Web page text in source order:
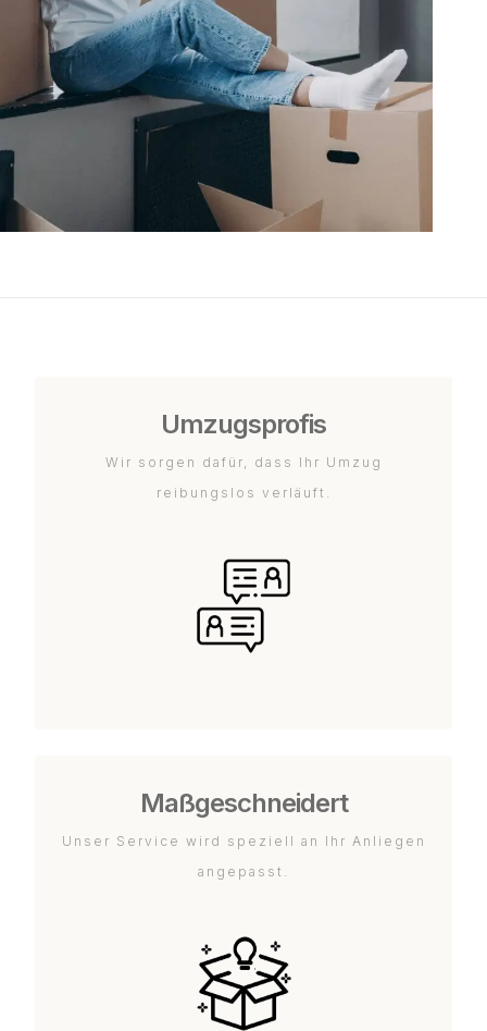
Umzugsprofis
Wir sorgen dafür, dass Ihr Umzug
reibungslos verläuft.
Maßgeschneidert
Unser Service wird speziell an Ihr Anliegen
angepasst.